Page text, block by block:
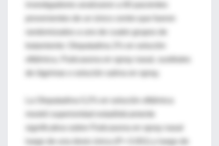
investigadores analizaron a 60 pacientes
randomizados a uno de cuatro grupos de
tratamiento: Olopatadina 2% en solución
de lágrimas o solución salina en spray.
La Olopatadina 0,2% en solución oftálmica
mostró superioridad estadísticamente
significativa sobre Fluticasona en spray nasal
luego de una dosis única (P< 0.001) y luego de